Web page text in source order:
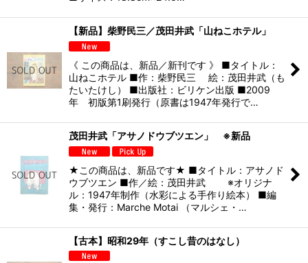
【新品】柴野民三／茂田井武「山ねこホテル」
《 この商品は、新品／新刊です 》 ■タイトル：
山ねこホテル ■作：柴野民三 絵：茂田井武（も
たいたけし） ■出版社：ビリケン出版 ■2009
年 初版第1刷発行（原書は1947年発行で…
茂田井武「アサノドウブツエン」 ※新品
★この商品は、新品です★ ■タイトル：アサノド
ウブツエン ■作／絵：茂田井武 ※オリジナ
ル：1947年制作（水彩による手作り絵本） ■編
集・発行：Marche Motai （マルシェ・…
【古本】昭和29年（すこし昔のはなし）